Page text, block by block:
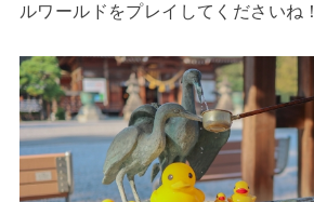
ルワールドをプレイしてくださいね！